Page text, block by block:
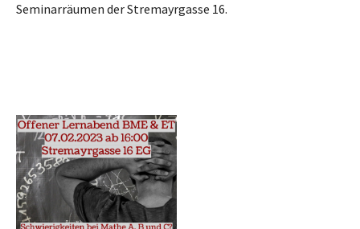
Seminarräumen der Stremayrgasse 16.